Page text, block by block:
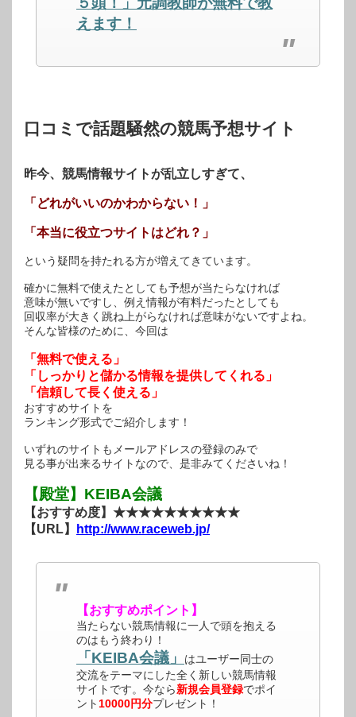
ま
だ
さ
い
ウ
開
き
ン
ド
ウ
ま
えます！
口コミで話題騒然の競馬予想サイト
昨今、競馬情報サイトが乱立しすぎて、
「どれがいいのかわからない！」
「本当に役立つサイトはどれ？」
という疑問を持たれる方が増えてきています。
確かに無料で使えたとしても予想が当たらなければ
意味が無いですし、例え情報が有料だったとしても
回収率が大きく跳ね上がらなければ意味がないですよね。
そんな皆様のために、今回は
「無料で使える」
「しっかりと儲かる情報を提供してくれる」
「信頼して長く使える」
おすすめサイトを
ランキング形式でご紹介します！
いずれのサイトもメールアドレスの登録のみで
見る事が出来るサイトなので、是非みてくださいね！
【殿堂】KEIBA会議
【おすすめ度】★★★★★★★★★★
【URL】
http://www.raceweb.jp/
【おすすめポイント】
当たらない競馬情報に一人で頭を抱える
のはもう終わり！
「KEIBA会議」
はユーザー同士の
交流をテーマにした全く新しい競馬情報
サイトです。今なら新規会員登録でポイ
ント 10000円分プレゼント！